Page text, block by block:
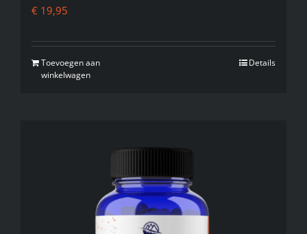
€ 19,95
Toevoegen aan
winkelwagen
Details